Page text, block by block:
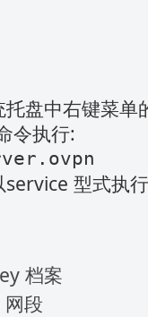
盘中右键菜
令执行:
型式执
档案
段